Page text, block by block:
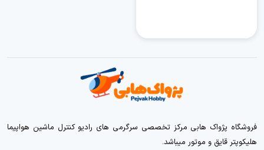
فروشگاه پژواک هابی مرکز تخصصی سرگرمی های رادیو کنترل ماشین هواپیما
هلیکوپتر قایق و موتور میباشد.